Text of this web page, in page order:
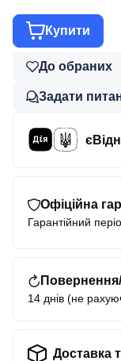
Купити
До обраних
Задати
Офіційна
Гарантійний
14 днів (не
Доставка